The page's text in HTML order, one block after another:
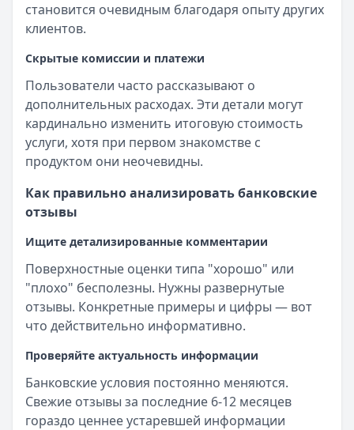
становится очевидным благодаря опыту других
клиентов.
Скрытые комиссии и платежи
Пользователи часто рассказывают о
дополнительных расходах. Эти детали могут
кардинально изменить итоговую стоимость
услуги, хотя при первом знакомстве с
продуктом они неочевидны.
Как правильно анализировать банковские
отзывы
Ищите детализированные комментарии
Поверхностные оценки типа "хорошо" или
"плохо" бесполезны. Нужны развернутые
отзывы. Конкретные примеры и цифры — вот
что действительно информативно.
Проверяйте актуальность информации
Банковские условия постоянно меняются.
Свежие отзывы за последние 6-12 месяцев
гораздо ценнее устаревшей информации